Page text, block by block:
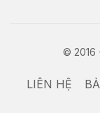
© 2016
LIÊN HỆ